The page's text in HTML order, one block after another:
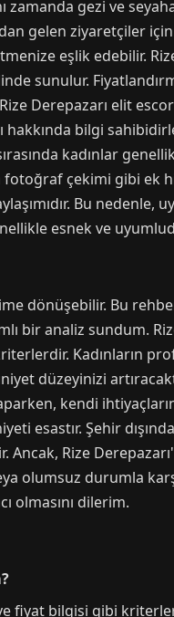
gezi ve
gelen ziyaretçiler
eşlik edebilir.
sunulur.
Derepazarı elit
bilgi
kadınlar
fotoğraf çekimi gibi ek
Bu
esnek ve
dönüşebilir. Bu
bir analiz sundum.
Kadınların
düzeyinizi
kendi
esastır. Şehir
Rize
olumsuz durumla
olmasını dilerim.
fiyat bilgisi gibi